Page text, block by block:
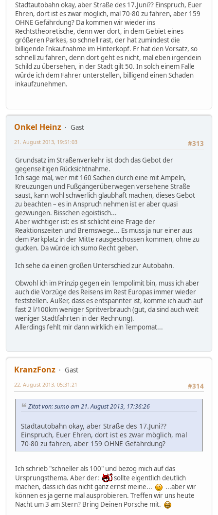
Stadtautobahn okay, aber Straße des 17.Juni?? Einspruch, Euer
Ehren, dort ist es zwar möglich, mal 70-80 zu fahren, aber 159
OHNE Gefährdung? Da kommen wir wieder ins
Rechtstheoretische, denn wer dort, in dem Gebiet eines
größeren Parkes, so schnell rast, der hat zumindest die
billigende Inkaufnahme im Hinterkopf. Er hat den Vorsatz, so
schnell zu fahren, denn dort geht es nicht, mal eben irgendein
Schild zu übersehen, in der Stadt gilt 50. In solch einem Falle
würde ich dem Fahrer unterstellen, billigend einen Schaden
inkaufzunehmen.
Onkel Heinz
Gast
#313
21. August 2013, 19:51:03
Grundsatz im Straßenverkehr ist doch das Gebot der
gegenseitigen Rücksichtnahme.
Ich sage mal, wer mit 160 Sachen durch eine mit Ampeln,
Kreuzungen und Fußgängerüberwegen versehene Straße
saust, kann wohl schwerlich glaubhaft machen, dieses Gebot
zu beachten – es in Anspruch nehmen ist er aber quasi
gezwungen. Bisschen egoistisch...
Aber wichtiger ist: es ist schlicht eine Frage der
Reaktionszeiten und Bremswege... Es muss ja nur einer aus
dem Parkplatz in der Mitte rausgeschossen kommen, ohne zu
gucken. Da würde ich sumo Recht geben.
Ich sehe da einen großen Unterschied zur Autobahn.
Obwohl ich im Prinzip gegen ein Tempolimit bin, muss ich aber
auch die Vorzüge des Reisens im Rest Europas immer wieder
feststellen. Außer, dass es entspannter ist, komme ich auch auf
fast 2 l/100km weniger Spritverbrauch (gut, da sind auch weit
weniger Stadtfahrten in der Rechnung).
Allerdings fehlt mir dann wirklich ein Tempomat...
KranzFonz
Gast
#314
22. August 2013, 05:31:21
Zitat von: sumo am 21. August 2013, 17:36:26
Stadtautobahn okay, aber Straße des 17.Juni??
Einspruch, Euer Ehren, dort ist es zwar möglich, mal
70-80 zu fahren, aber 159 OHNE Gefährdung?
Ich schrieb "schneller als 100" und bezog mich auf das
Ursprungsthema. Aber der:
sollte eigentlich deutlich
machen, dass ich das nicht ganz ernst meine...
...aber wir
können es ja gerne mal ausprobieren. Treffen wir uns heute
Nacht um 3 am Stern? Bring Deinen Porsche mit.